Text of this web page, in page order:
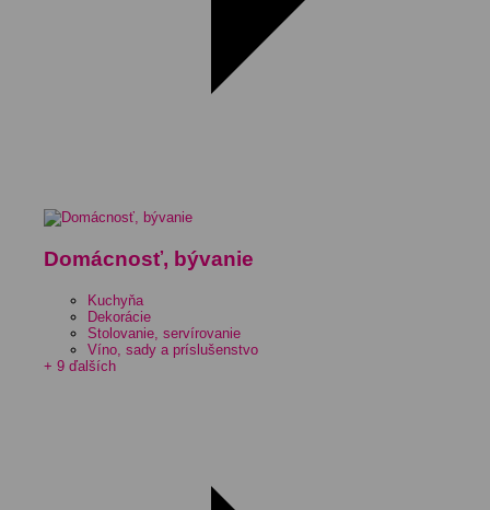
Domácnosť, bývanie
Kuchyňa
Dekorácie
Stolovanie, servírovanie
Víno, sady a príslušenstvo
+ 9 ďalších